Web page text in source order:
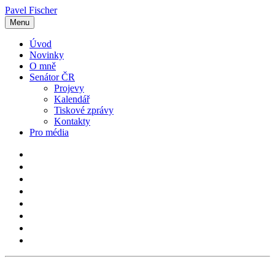
Pavel Fischer
Menu
Úvod
Novinky
O mně
Senátor ČR
Projevy
Kalendář
Tiskové zprávy
Kontakty
Pro média